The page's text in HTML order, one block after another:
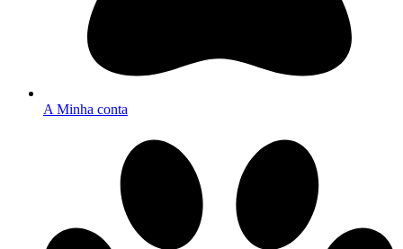
A Minha conta